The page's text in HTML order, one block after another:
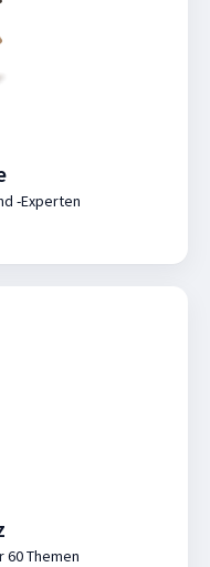
-Experten
60 Themen